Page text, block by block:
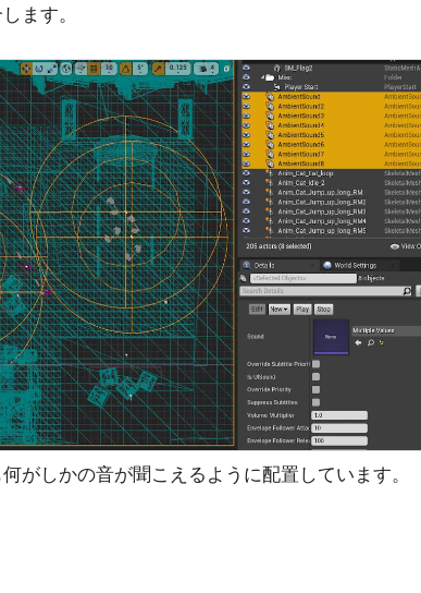
ます。
がしかの音が聞こえるように配置しています。